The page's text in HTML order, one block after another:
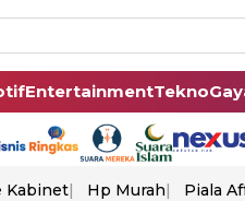
EntertainmentTekno
Kabinet Hp Murah Piala